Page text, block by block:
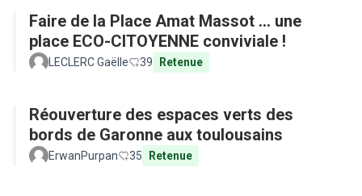
Faire de la Place Amat Massot ... une
place ECO-CITOYENNE conviviale !
LECLERC Gaëlle 39 Retenue
Réouverture des espaces verts des
bords de Garonne aux toulousains
ErwanPurpan 35 Retenue